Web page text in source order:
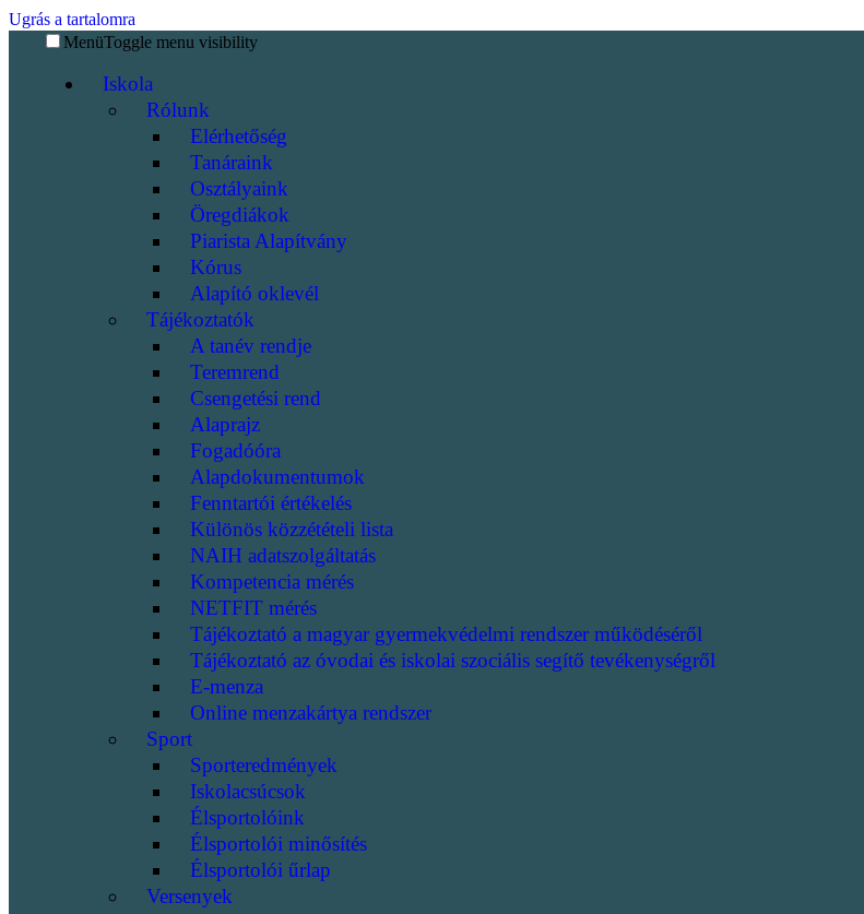
Ugrás a tartalomra
MenüToggle menu visibility
Iskola
Rólunk
Elérhetőség
Tanáraink
Osztályaink
Öregdiákok
Piarista Alapítvány
Kórus
Alapító oklevél
Tájékoztatók
A tanév rendje
Teremrend
Csengetési rend
Alaprajz
Fogadóóra
Alapdokumentumok
Fenntartói értékelés
Különös közzétételi lista
NAIH adatszolgáltatás
Kompetencia mérés
NETFIT mérés
Tájékoztató a magyar gyermekvédelmi rendszer működéséről
Tájékoztató az óvodai és iskolai szociális segítő tevékenységről
E-menza
Online menzakártya rendszer
Sport
Sporteredmények
Iskolacsúcsok
Élsportolóink
Élsportolói minősítés
Élsportolói űrlap
Versenyek